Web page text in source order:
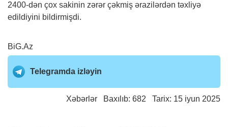
2400-dən çox sakinin zərər çəkmiş ərazilərdən təxliyə
edildiyini bildirmişdi.
BiG.Az
Telegramda izləyin
Xəbərlər Baxılıb: 682 Tarix: 15 iyun 2025